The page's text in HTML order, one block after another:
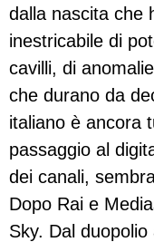
dalla nascita che
inestricabile di
cavilli, di
che durano da
italiano è ancora
passaggio al
dei canali,
Dopo Rai e
Sky. Dal duopolio